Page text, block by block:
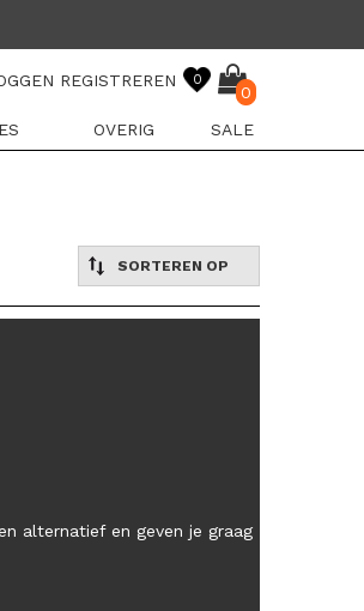
REGISTREREN 0
0
OVERIG SALE
SORTEREN OP
alternatief en geven je graag